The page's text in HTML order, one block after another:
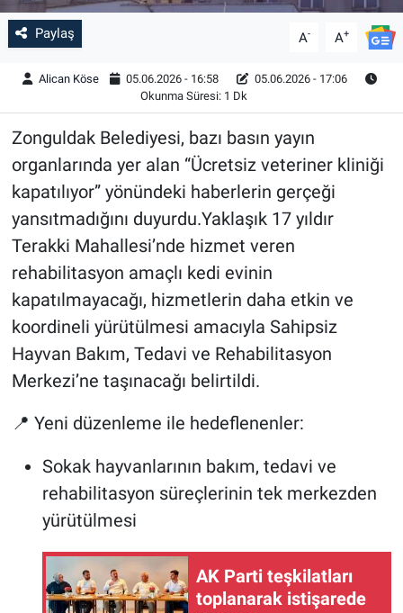
Paylaş A- A+
Alican Köse 05.06.2026 - 16:58
05.06.2026 - 17:06
Okunma Süresi: 1 Dk
Zonguldak Belediyesi, bazı basın yayın
organlarında yer alan “Ücretsiz veteriner kliniği
kapatılıyor” yönündeki haberlerin gerçeği
yansıtmadığını duyurdu.Yaklaşık 17 yıldır
Terakki Mahallesi’nde hizmet veren
rehabilitasyon amaçlı kedi evinin
kapatılmayacağı, hizmetlerin daha etkin ve
koordineli yürütülmesi amacıyla Sahipsiz
Hayvan Bakım, Tedavi ve Rehabilitasyon
Merkezi’ne taşınacağı belirtildi.
📍 Yeni düzenleme ile hedeflenenler:
Sokak hayvanlarının bakım, tedavi ve
rehabilitasyon süreçlerinin tek merkezden
yürütülmesi
AK Parti teşkilatları
toplanarak istişarede